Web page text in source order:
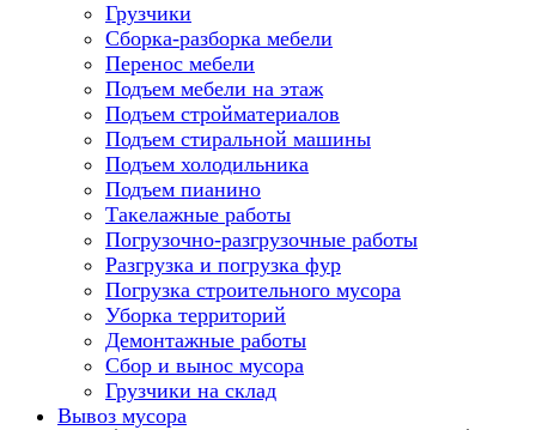
Грузчики
Сборка-разборка мебели
Перенос мебели
Подъем мебели на этаж
Подъем стройматериалов
Подъем стиральной машины
Подъем холодильника
Подъем пианино
Такелажные работы
Погрузочно-разгрузочные работы
Разгрузка и погрузка фур
Погрузка строительного мусора
Уборка территорий
Демонтажные работы
Сбор и вынос мусора
Грузчики на склад
Вывоз мусора